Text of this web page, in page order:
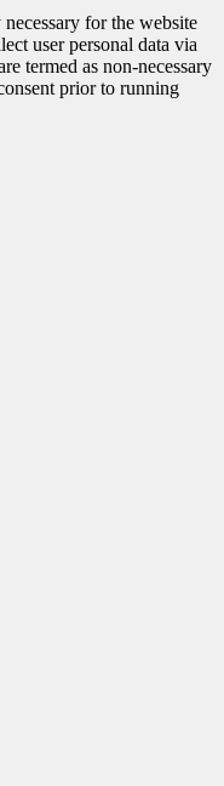
for the website
user personal data via
termed as non-necessary
prior to running